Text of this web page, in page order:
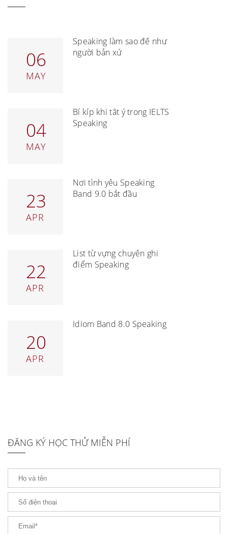
06
MAY
Speaking làm sao để như
người bản xứ
04
MAY
Bí kíp khi tắt ý trong IELTS
Speaking
23
APR
Nơi tình yêu Speaking
Band 9.0 bắt đầu
22
APR
List từ vựng chuyên ghi
điểm Speaking
20
APR
Idiom Band 8.0 Speaking
ĐĂNG KÝ HỌC THỬ MIỄN PHÍ